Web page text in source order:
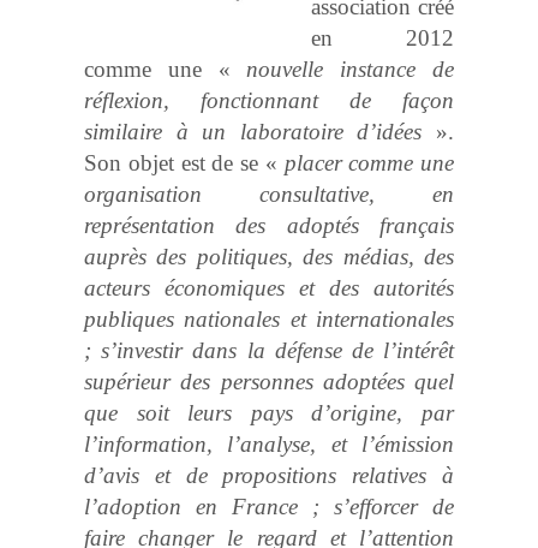
association créé
en 2012
comme une « nouvelle instance de
réflexion, fonctionnant de façon
similaire à un laboratoire d’idées ».
Son objet est de se « placer comme une
organisation consultative, en
représentation des adoptés français
auprès des politiques, des médias, des
acteurs économiques et des autorités
publiques nationales et internationales
; s’investir dans la défense de l’intérêt
supérieur des personnes adoptées quel
que soit leurs pays d’origine, par
l’information, l’analyse, et l’émission
d’avis et de propositions relatives à
l’adoption en France ; s’efforcer de
faire changer le regard et l’attention